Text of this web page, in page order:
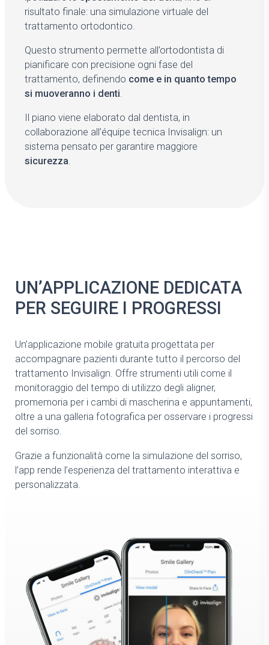
risultato finale: una simulazione virtuale del
trattamento ortodontico.
Questo strumento permette all’ortodontista di
pianificare con precisione ogni fase del
trattamento, definendo come e in quanto tempo
si muoveranno i denti.
Il piano viene elaborato dal dentista, in
collaborazione all’équipe tecnica Invisalign: un
sistema pensato per garantire maggiore
sicurezza.
UN’APPLICAZIONE DEDICATA
PER SEGUIRE I PROGRESSI
Un’applicazione mobile gratuita progettata per
accompagnare pazienti durante tutto il percorso del
trattamento Invisalign. Offre strumenti utili come il
monitoraggio del tempo di utilizzo degli aligner,
promemoria per i cambi di mascherina e appuntamenti,
oltre a una galleria fotografica per osservare i progressi
del sorriso.
Grazie a funzionalità come la simulazione del sorriso,
l’app rende l’esperienza del trattamento interattiva e
personalizzata.